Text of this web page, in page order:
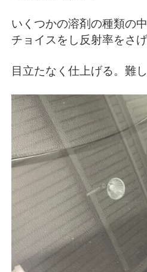
いくつかの溶剤の種類の
チョイスをし反射率をさ
目立たなく仕上げる。難